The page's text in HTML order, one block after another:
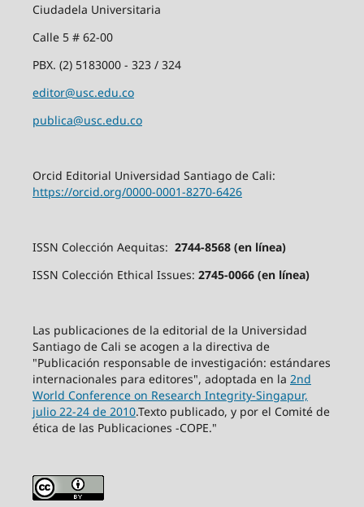
Ciudadela Universitaria
Calle 5 # 62-00
PBX. (2) 5183000 - 323 / 324
editor@usc.edu.co
publica@usc.edu.co
Orcid Editorial Universidad Santiago de Cali:
https://orcid.org/0000-0001-8270-6426
ISSN Colección Aequitas: 2744-8568 (en línea)
ISSN Colección Ethical Issues: 2745-0066 (en línea)
Las publicaciones de la editorial de la Universidad
Santiago de Cali se acogen a la directiva de
"Publicación responsable de investigación: estándares
internacionales para editores", adoptada en la 2nd
World Conference on Research Integrity-Singapur,
julio 22-24 de 2010.Texto publicado, y por el Comité de
ética de las Publicaciones -COPE."